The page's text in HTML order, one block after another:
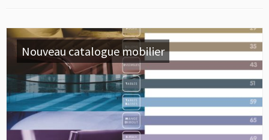
Nouveau catalogue mobilier